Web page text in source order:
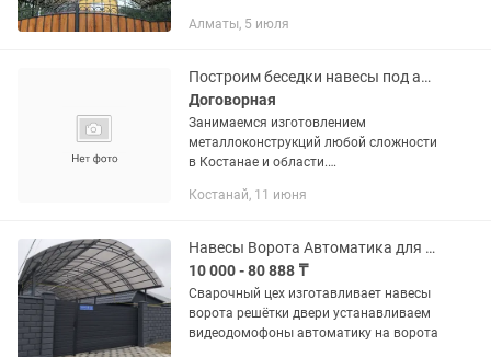
лист , мягкая кровля)а также кованые
Алматы, 5 июля
Построим беседки навесы под автомобиль ,ангары,террасы для кафе и т.д
Договорная
Занимаемся изготовлением
металлоконструкций любой сложности
в Костанае и области.
навесах для кафе, парковок, складов и
нагрузки подбираем...
Костанай, 11 июня
Навесы Ворота Автоматика для ворот
10 000 - 80 888 ₸
Сварочный цех изготавливает навесы
ворота решётки двери устанавливаем
видеодомофоны автоматику на ворота